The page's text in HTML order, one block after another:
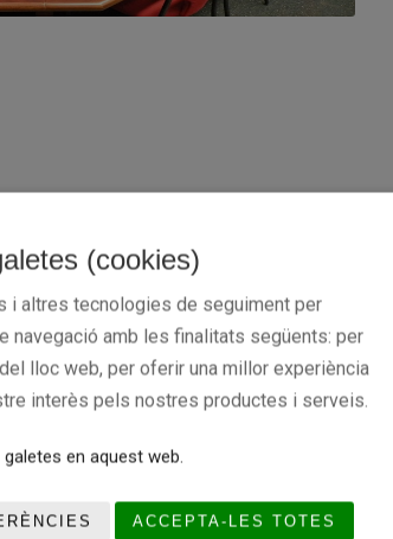
classifica i ordena l'arxiu de les
dotze apartats:
(cookies)
i altres tecnologies de seguiment per
navegació amb les finalitats següents: per
lloc web, per oferir una millor experiència
interès pels nostres productes i serveis.
en aquest web.
ACCEPTA-LES TOTES